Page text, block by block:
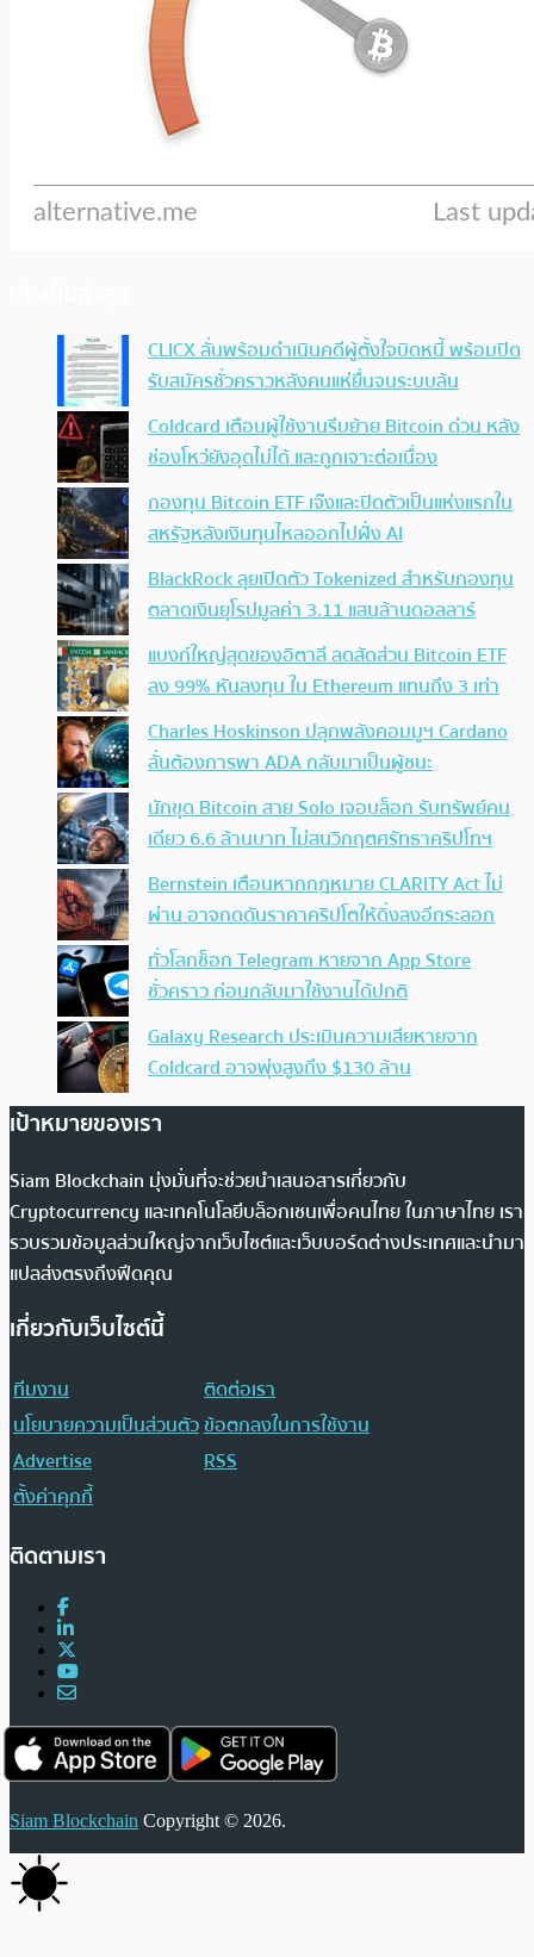
CLICX ลั่นพร้อมดำเนินคดีผู้ตั้งใจบิดหนี้ พร้อมปิด
รับสมัครชั่วคราวหลังคนแห่ยื่นจนระบบล้น
Coldcard เตือนผู้ใช้งานรีบย้าย Bitcoin ด่วน หลัง
ช่องโหว่ยังอุดไม่ได้ และถูกเจาะต่อเนื่อง
กองทุน Bitcoin ETF เจ๊งและปิดตัวเป็นแห่งแรกใน
สหรัฐหลังเงินทุนไหลออกไปฝั่ง AI
BlackRock ลุยเปิดตัว Tokenized สำหรับกองทุน
ตลาดเงินยุโรปมูลค่า 3.11 แสนล้านดอลลาร์
แบงก์ใหญ่สุดของอิตาลี ลดสัดส่วน Bitcoin ETF
ลง 99% หันลงทุน ใน Ethereum แทนถึง 3 เท่า
Charles Hoskinson ปลุกพลังคอมมูฯ Cardano
ลั่นต้องการพา ADA กลับมาเป็นผู้ชนะ
นักขุด Bitcoin สาย Solo เจอบล็อก รับทรัพย์คน
เดียว 6.6 ล้านบาท ไม่สนวิกฤตศรัทธาคริปโทฯ
Bernstein เตือนหากกฎหมาย CLARITY Act ไม่
ผ่าน อาจกดดันราคาคริปโตให้ดิ่งลงอีกระลอก
ทั่วโลกช็อก Telegram หายจาก App Store
ชั่วคราว ก่อนกลับมาใช้งานได้ปกติ
Galaxy Research ประเมินความเสียหายจาก
Coldcard อาจพุ่งสูงถึง $130 ล้าน
เป้าหมายของเรา
Siam Blockchain มุ่งมั่นที่จะช่วยนำเสนอสารเกี่ยวกับ
Cryptocurrency และเทคโนโลยีบล็อกเชนเพื่อคนไทย ในภาษาไทย เรา
รวบรวมข้อมูลส่วนใหญ่จากเว็บไซต์และเว็บบอร์ดต่างประเทศและนำมา
แปลส่งตรงถึงฟีดคุณ
เกี่ยวกับเว็บไซต์นี้
ทีมงาน
ติดต่อเรา
นโยบายความเป็นส่วนตัวข้อตกลงในการใช้งาน
Advertise
RSS
ตั้งค่าคุกกี้
ติดตามเรา
Siam Blockchain Copyright © 2026.